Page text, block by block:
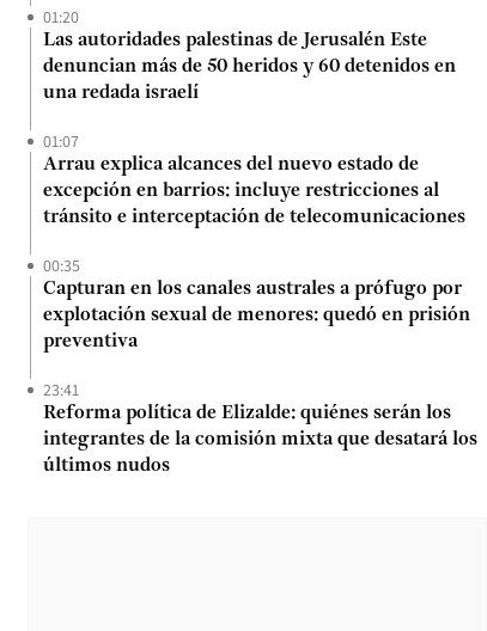
01:20
Las autoridades palestinas de Jerusalén Este
denuncian más de 50 heridos y 60 detenidos en
una redada israelí
01:07
Arrau explica alcances del nuevo estado de
excepción en barrios: incluye restricciones al
tránsito e interceptación de telecomunicaciones
00:35
Capturan en los canales australes a prófugo por
explotación sexual de menores: quedó en prisión
preventiva
23:41
Reforma política de Elizalde: quiénes serán los
integrantes de la comisión mixta que desatará los
últimos nudos